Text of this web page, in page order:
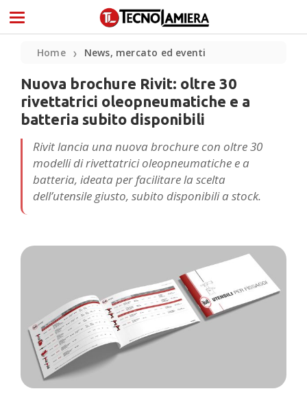
Home ❯ News, mercato ed eventi
Nuova brochure Rivit: oltre 30
rivettatrici oleopneumatiche e a
batteria subito disponibili
Rivit lancia una nuova brochure con oltre 30
modelli di rivettatrici oleopneumatiche e a
batteria, ideata per facilitare la scelta
dell’utensile giusto, subito disponibili a stock.